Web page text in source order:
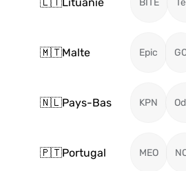
BITĖ
🇲🇹Malte Epic
🇳🇱Pays-Bas KPN
🇵🇹Portugal MEO